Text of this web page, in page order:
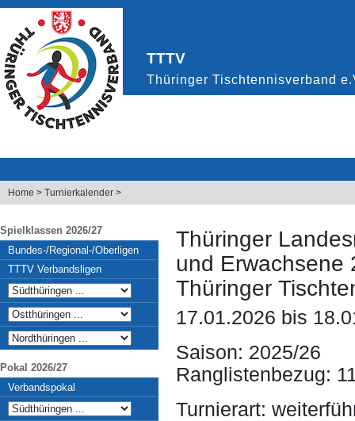
Home > Turnierkalender >
Spielklassen 2026/27
Bundes-/Regional-/Oberligen
TTTV Verbandsligen
Pokal 2026/27
Verbandspokal
Thüringer
und Erwachsene
Thüringer
17.01.2026 bis
Saison: 2025/26
Ranglistenbezug:
Turnierart: